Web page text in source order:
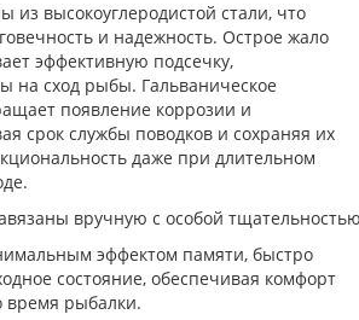
из высокоуглеродистой стали, что
и надежность. Острое жало
эффективную подсечку,
на сход рыбы. Гальваническое
появление коррозии и
срок службы поводков и сохраняя их
даже при длительном
вручную с особой
эффектом памяти, быстро
состояние, обеспечивая комфорт
время рыбалки.